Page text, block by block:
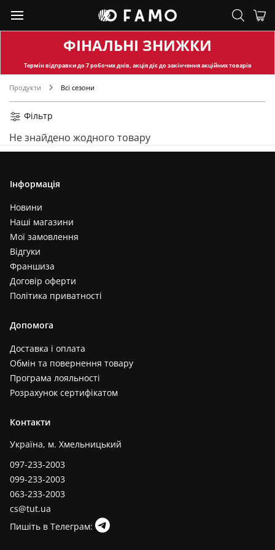
ФІНАЛЬНІ ЗНИЖКИ
Термін відправкидо 7 робочих днів, акція діє до закінчення акційних товарів
Продукти Всі сезони
Фільтр
Не знайдено жодного товару
Інформація
Новини
Наші магазини
Мої замовлення
Відгуки
Франшиза
Договір оферти
Політика приватності
Допомога
Доставка і оплата
Обмін та повернення товару
Програма лояльності
Розрахунок сертифікатом
Контакти
Україна, м. Хмельницький
097-233-2003
099-233-2003
063-233-2003
cs@tut.ua
Пишіть в Телеграм: